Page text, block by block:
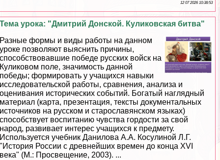
12 07 2026 10:38:53
Тема урока: "Дмитрий Донской. Куликовская битва"
Разные формы и виды работы на данном
уроке позволяют выяснить причины,
способствовавшие победе русских войск на
Куликовом поле, значимость данной
победы; формировать у учащихся навыки
исследовательской работы, сравнения, анализа и
оценивания исторических событий. Богатый наглядный
материал (карта, презентация, тексты документальных
источников на русском и старославянском языках)
способствует воспитанию чувства гордости за свой
народ, развивает интерес учащихся к предмету.
Используется учебник Данилова А.А. Косулиной Л.Г.
"История России с древнейших времен до конца XVI
века" (М.: Просвещение, 2003). ...